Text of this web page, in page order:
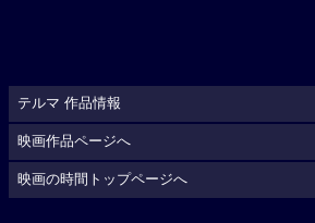
テルマ 作品情報
映画作品ページへ
映画の時間トップページへ